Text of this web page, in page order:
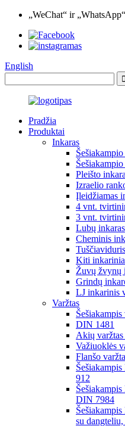
„WeChat“ ir
English
Pradžia
Produktai
Inkaras
Pleišto
Izraelio
Įleidžiamas
4 vnt.
3 vnt.
Lubų inkaras
Cheminis
Kiti
Žuvų žvynų
Grindų
LJ inkarinis
Varžtas
Šešiakampis
DIN 1481
Akių
Važiuoklės
Flanšo
912
DIN 7984
su